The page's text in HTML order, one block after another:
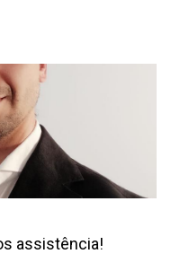
assistência!